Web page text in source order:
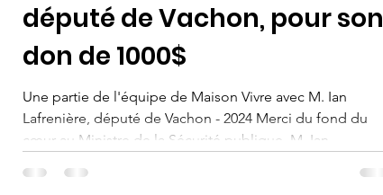
député de Vachon, pour son
don de 1000$
Une partie de l'équipe de Maison Vivre avec M. Ian
Lafrenière, député de Vachon - 2024 Merci du fond du
cœur au Ministre de la Sécurité publique, M. Ian
le cadre du Programme de Soutien à l’Action Bénévole